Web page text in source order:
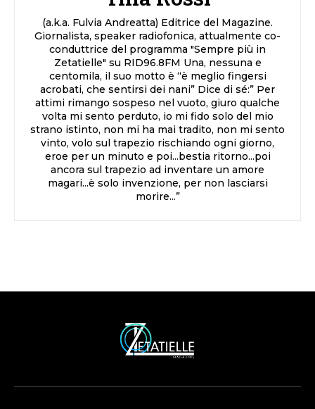
(a.k.a. Fulvia Andreatta) Editrice del Magazine.
Giornalista, speaker radiofonica, attualmente co-
conduttrice del programma "Sempre più in
Zetatielle" su RID96.8FM Una, nessuna e
centomila, il suo motto è “è meglio fingersi
acrobati, che sentirsi dei nani” Dice di sé:” Per
attimi rimango sospeso nel vuoto, giuro qualche
volta mi sento perduto, io mi fido solo del mio
strano istinto, non mi ha mai tradito, non mi sento
vinto, volo sul trapezio rischiando ogni giorno,
eroe per un minuto e poi...bestia ritorno...poi
ancora sul trapezio ad inventare un amore
magari...è solo invenzione, per non lasciarsi
morire...”